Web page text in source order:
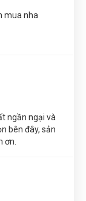
sản phẩm
mua nha
ngần ngại và
bên đây, sản
ơn.